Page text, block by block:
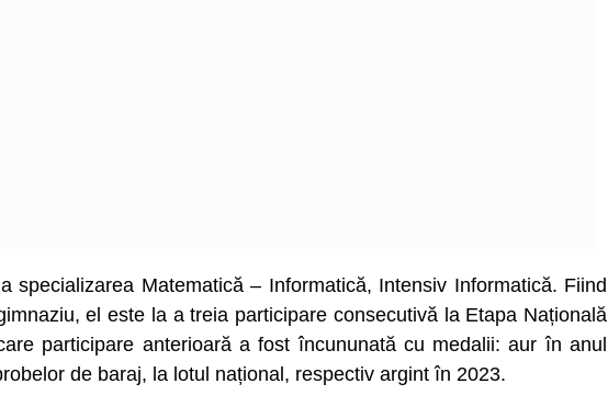
specializarea Matematică – Informatică, Intensiv Informatică. Fiind
el este la a treia participare consecutivă la Etapa Națională
participare anterioară a fost încununată cu medalii: aur în anul
de baraj, la lotul național, respectiv argint în 2023.